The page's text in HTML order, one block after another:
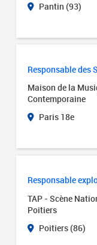
Pantin (93)
Responsable des
Maison de la
Contemporaine
Paris 18e
Responsable
TAP - Scène
Poitiers
Poitiers (86)